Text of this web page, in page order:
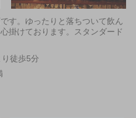
す。ゆったりと落ちついて飲ん
掛けております。スタンダード
徒歩5分